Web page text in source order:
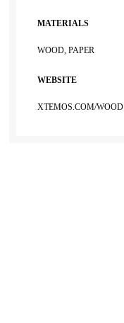
MATERIALS
WOOD, PAPER
WEBSITE
XTEMOS.COM/WOOD